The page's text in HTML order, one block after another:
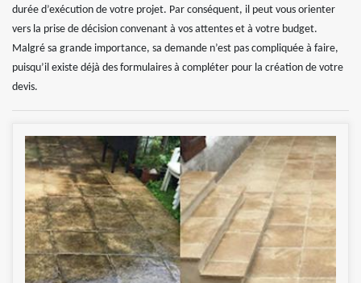
durée d’exécution de votre projet. Par conséquent, il peut vous orienter
vers la prise de décision convenant à vos attentes et à votre budget.
Malgré sa grande importance, sa demande n’est pas compliquée à faire,
puisqu’il existe déjà des formulaires à compléter pour la création de votre
devis.